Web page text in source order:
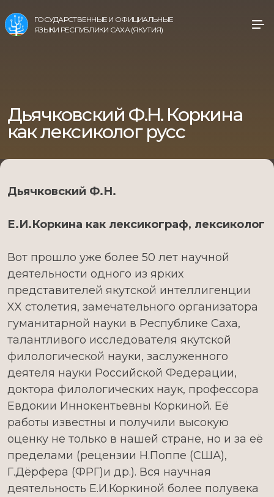
ГОСУДАРСТВЕННЫЕ И ОФИЦИАЛЬНЫЕ
ЯЗЫКИ РЕСПУБЛИКИ САХА (ЯКУТИЯ)
Дьячковский Ф.Н. Коркина
как лексиколог русс
Дьячковский Ф.Н.
Е.И.Коркина как лексикограф, лексиколог
Вот прошло уже более 50 лет научной
деятельности одного из ярких
представителей якутской интеллигенции
XX столетия, замечательного организатора
гуманитарной науки в Республике Саха,
талантливого исследователя якутской
филологической науки, заслуженного
деятеля науки Российской Федерации,
доктора филологических наук, профессора
Евдокии Иннокентьевны Коркиной. Её
работы известны и получили высокую
оценку не только в нашей стране, но и за её
пределами (рецензии Н.Поппе (США),
Г.Дёрфера (ФРГ)и др.). Вся научная
деятельность Е.И.Коркиной более полувека